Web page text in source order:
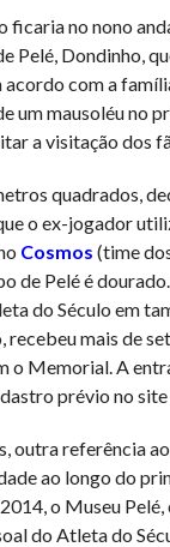
ficaria no nono
Pelé, Dondinho,
com a
um mausoléu no
a visitação dos
quadrados,
o ex-jogador
Cosmos (time
de Pelé é
do Século em
recebeu mais de
o Memorial. A
prévio no
outra referência
ao longo do
o Museu
do Atleta do